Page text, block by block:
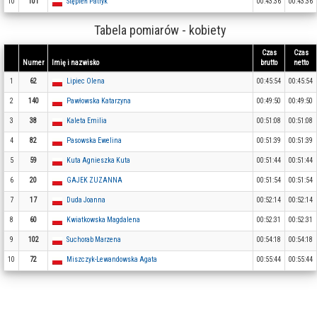
Tabela pomiarów - kobiety
Numer Imię i nazwisko
Czas
brutto
Czas
netto
1 62 Lipiec Olena 00:45:54 00:45:54
2 140 Pawłowska Katarzyna 00:49:50 00:49:50
3 38 Kaleta Emilia 00:51:08 00:51:08
4 82 Pasowska Ewelina 00:51:39 00:51:39
5 59 Kuta Agnieszka Kuta 00:51:44 00:51:44
6 20 GAJEK ZUZANNA 00:51:54 00:51:54
7 17 Duda Joanna 00:52:14 00:52:14
8 60 Kwiatkowska Magdalena 00:52:31 00:52:31
9 102 Suchorab Marzena 00:54:18 00:54:18
10 72 Miszczyk-Lewandowska Agata 00:55:44 00:55:44